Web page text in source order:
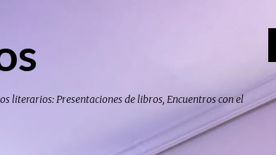
literarios: Presentaciones de libros, Encuentros con el